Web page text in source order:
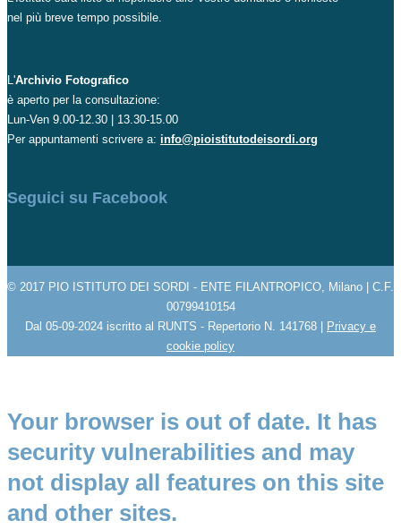
nel più breve tempo possibile.
L'Archivio Fotografico
è aperto per la consultazione:
Lun-Ven 9.00-12.30 | 13.30-15.00
Per appuntamenti scrivere a: info@pioistitutodeisordi.org
Seguici su Facebook
© 2017 PIO ISTITUTO DEI SORDI - ENTE FILANTROPICO, Milano | C.F.
00799410154
Dal 05-09-2024 iscritto al RUNTS - Repertorio N. 141768 | Privacy e
cookie policy
Your browser is out of date. It has
security vulnerabilities and may
not display all features on this site
and other sites.